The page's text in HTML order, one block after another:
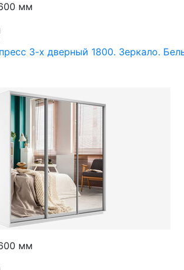
мм
3-х дверный 1800. Зеркало.
мм